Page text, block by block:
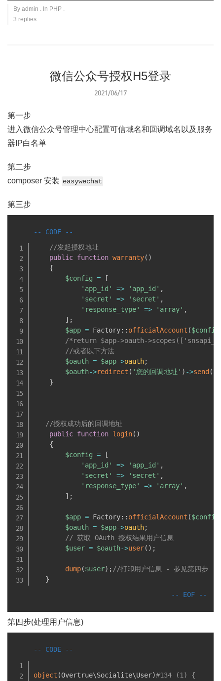
By admin . In PHP .
3 replies.
微信公众号授权H5登录
2021/06/17
第一步
进入微信公众号管理中心配置可信域名和回调域名以及服务
器IP白名单
第二步
composer 安装 easywechat
第三步
//发起授权地址
public function warranty( )
{
$config =
[
'app_id'
=> 'app_id' ,
'secret'
=> 'secret' ,
'response_type'
=> 'array' ,
] ;
$app = Factory: : officialAccount ($config
/*return $app->oauth-
//或者以下方法
$oauth = $app->oauth;
$oauth->redirect ( '您的回调地址' ) ->send (
}
//授权成功后的回调地址
public function login( )
{
$config =
[
'app_id'
=> 'app_id' ,
'secret'
=> 'secret' ,
'response_type'
=> 'array' ,
] ;
$app = Factory: : officialAccount ($config
$oauth = $app->oauth;
// 获取 OAuth 授权结果用户信息
$user = $oauth->user( ) ;
dump($user) ; //打印用户信息 - 参见第四步
}
第四步(处理用户信息)
object (Overtrue\Socialite\User)#134 (1) {